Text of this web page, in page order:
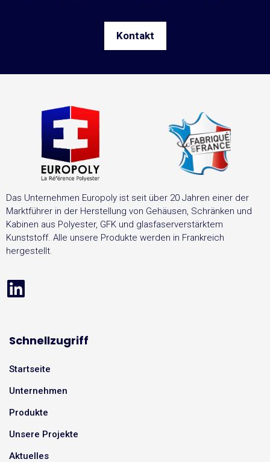
Kontakt
Das Unternehmen Europoly ist seit über 20 Jahren einer der
Marktführer in der Herstellung von Gehäusen, Schränken und
Kabinen aus Polyester, GFK und glasfaserverstärktem
Kunststoff. Alle unsere Produkte werden in Frankreich
hergestellt.
Schnellzugriff
Startseite
Unternehmen
Produkte
Unsere Projekte
Aktuelles